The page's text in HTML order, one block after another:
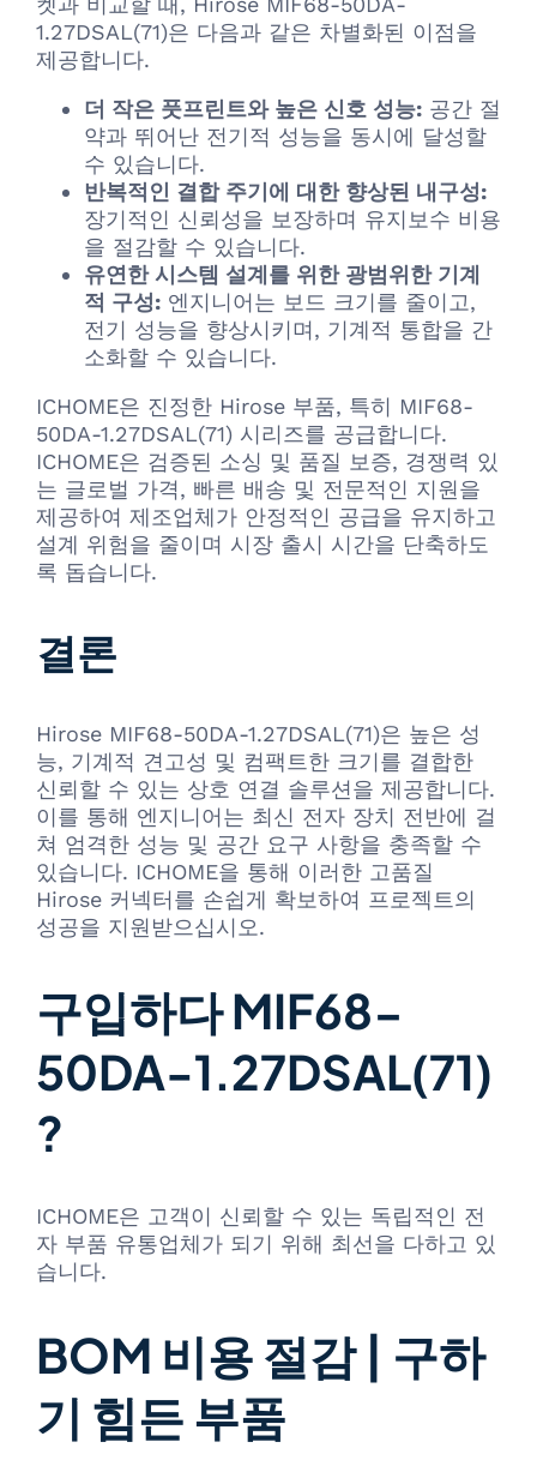
1.27DSAL(71)은 다음과 같은 차별화된 이점을
제공합니다.
더 작은 풋프린트와 높은 신호 성능: 공간 절
약과 뛰어난 전기적 성능을 동시에 달성할
수 있습니다.
반복적인 결합 주기에 대한 향상된 내구성:
장기적인 신뢰성을 보장하며 유지보수 비용
을 절감할 수 있습니다.
유연한 시스템 설계를 위한 광범위한 기계
적 구성: 엔지니어는 보드 크기를 줄이고,
전기 성능을 향상시키며, 기계적 통합을 간
소화할 수 있습니다.
ICHOME은 진정한 Hirose 부품, 특히 MIF68-
50DA-1.27DSAL(71) 시리즈를 공급합니다.
ICHOME은 검증된 소싱 및 품질 보증, 경쟁력 있
는 글로벌 가격, 빠른 배송 및 전문적인 지원을
제공하여 제조업체가 안정적인 공급을 유지하고
설계 위험을 줄이며 시장 출시 시간을 단축하도
록 돕습니다.
결론
Hirose MIF68-50DA-1.27DSAL(71)은 높은 성
능, 기계적 견고성 및 컴팩트한 크기를 결합한
신뢰할 수 있는 상호 연결 솔루션을 제공합니다.
이를 통해 엔지니어는 최신 전자 장치 전반에 걸
쳐 엄격한 성능 및 공간 요구 사항을 충족할 수
있습니다. ICHOME을 통해 이러한 고품질
Hirose 커넥터를 손쉽게 확보하여 프로젝트의
성공을 지원받으십시오.
구입하다 MIF68-
50DA-1.27DSAL(71)
?
ICHOME은 고객이 신뢰할 수 있는 독립적인 전
자 부품 유통업체가 되기 위해 최선을 다하고 있
습니다.
BOM 비용 절감 | 구하
기 힘든 부품